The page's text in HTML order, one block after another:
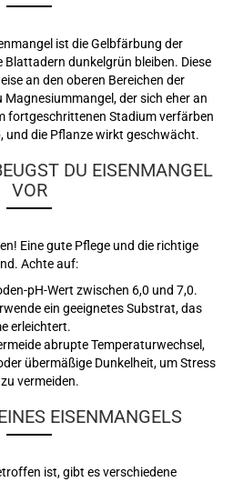
ist die Gelbfärbung der
dunkelgrün bleiben. Diese
an den oberen Bereichen der
der sich eher an
fortgeschrittenen Stadium verfärben
und die Pflanze wirkt geschwächt.
DU EISENMANGEL
VOR
Eine gute Pflege und die richtige
Achte auf:
pH-Wert zwischen 6,0 und 7,0.
ein geeignetes Substrat, das
erleichtert.
abrupte Temperaturwechsel,
übermäßige Dunkelheit, um Stress
vermeiden.
EISENMANGELS
ist, gibt es verschiedene